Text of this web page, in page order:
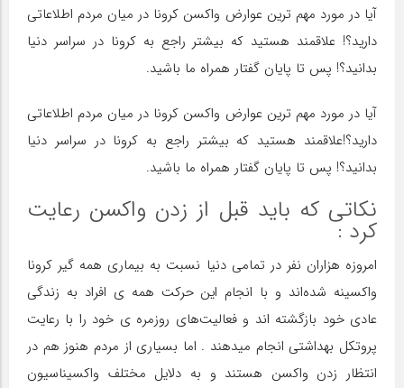
آیا در مورد مهم ترین‌ عوارض واکسن کرونا در میان مردم اطلاعاتی
دارید؟! علاقمند هستید که بیشتر راجع به کرونا در سراسر دنیا
بدانید؟! پس تا پایان گفتار همراه ما باشید.
آیا در مورد مهم ترین‌ عوارض واکسن کرونا در میان مردم اطلاعاتی
دارید؟!علاقمند هستید که بیشتر راجع به کرونا در سراسر دنیا
بدانید؟! پس تا پایان گفتار همراه ما باشید.
نکاتی که باید قبل از زدن واکسن رعایت
کرد :
امروزه هزاران نفر در تمامی دنیا نسبت به بیماری همه گیر کرونا
واکسینه شده‌اند و با انجام این حرکت همه ی افراد به زندگی
عادی خود بازگشته اند و فعالیت‌های روزمره ی خود را با رعایت
پروتکل بهداشتی انجام میدهند . اما بسیاری از مردم هنوز هم در
انتظار زدن واکسن هستند و به دلایل مختلف واکسیناسیون